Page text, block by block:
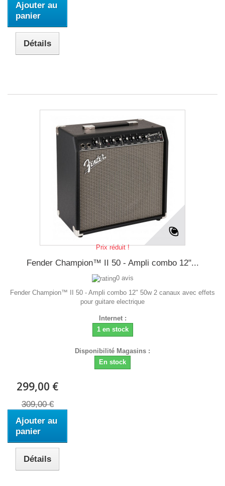
Ajouter au
panier
Détails
Prix réduit !
Fender Champion™ II 50 - Ampli combo 12"...
0 avis
Fender Champion™ II 50 - Ampli combo 12" 50w 2 canaux avec effets
pour guitare electrique
Internet :
1 en stock
Disponibilité Magasins :
En stock
299,00 €
309,00 €
Ajouter au
panier
Détails